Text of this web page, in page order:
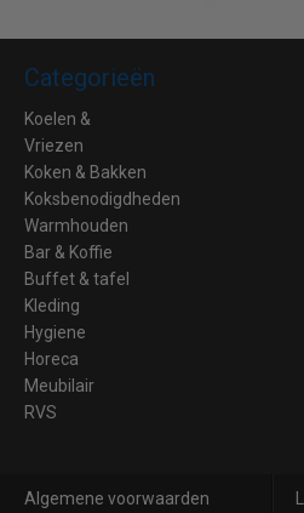
Categorieën
Koelen &
Vriezen
Koken & Bakken
Koksbenodigdheden
Warmhouden
Bar & Koffie
Buffet & tafel
Kleding
Hygiene
Horeca
Meubilair
RVS
Algemene voorwaarden